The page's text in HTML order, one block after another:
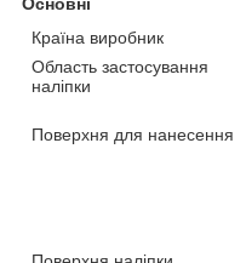
Основні
Країна виробник
Область застосування
наліпки
Поверхня для нанесення